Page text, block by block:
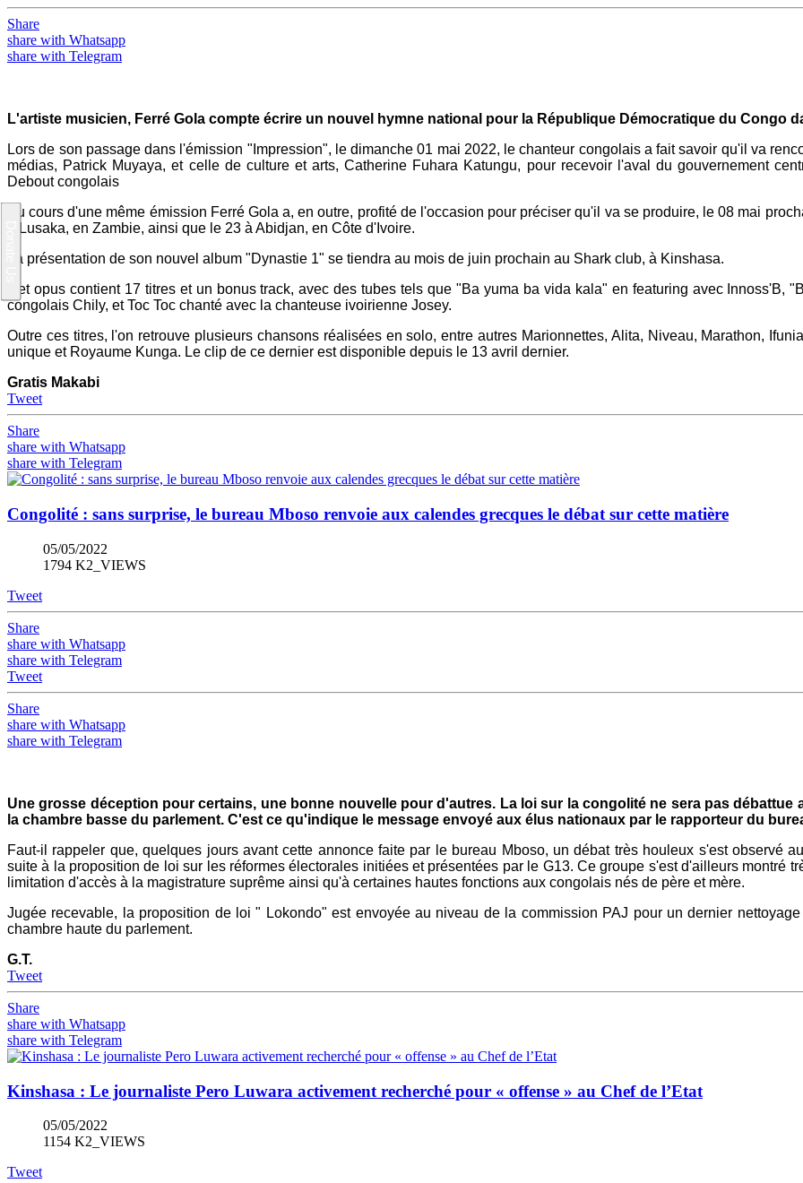
Share
share with Whatsapp
share with Telegram
L'artiste musicien, Ferré Gola compte écrire un nouvel hymne national pour la République Démocratique du Congo
Lors de son passage dans l'émission "Impression", le dimanche 01 mai 2022, le chanteur congolais a fait savoir qu'il va
médias, Patrick Muyaya, et celle de culture et arts, Catherine Fuhara Katungu, pour recevoir l'aval du gouvernement
Debout congolais
Au cours d'une même émission Ferré Gola a, en outre, profité de l'occasion pour préciser qu'il va se produire, le 08 mai
à Lusaka, en Zambie, ainsi que le 23 à Abidjan, en Côte d'Ivoire.
La présentation de son nouvel album "Dynastie 1" se tiendra au mois de juin prochain au Shark club, à Kinshasa.
Cet opus contient 17 titres et un bonus track, avec des tubes tels que "Ba yuma ba vida kala" en featuring avec Innoss'B,
congolais Chily, et Toc Toc chanté avec la chanteuse ivoirienne Josey.
Outre ces titres, l'on retrouve plusieurs chansons réalisées en solo, entre autres Marionnettes, Alita, Niveau, Marathon,
unique et Royaume Kunga. Le clip de ce dernier est disponible depuis le 13 avril dernier.
Gratis Makabi
Tweet
Share
share with Whatsapp
share with Telegram
Congolité : sans surprise, le bureau Mboso renvoie aux calendes grecques le débat sur cette matière
05/05/2022
1794 K2_VIEWS
Tweet
Share
share with Whatsapp
share with Telegram
Tweet
Share
share with Whatsapp
share with Telegram
Une grosse déception pour certains, une bonne nouvelle pour d'autres. La loi sur la congolité ne sera pas débattue
la chambre basse du parlement. C'est ce qu'indique le message envoyé aux élus nationaux par le rapporteur du
Faut-il rappeler que, quelques jours avant cette annonce faite par le bureau Mboso, un débat très houleux s'est observé
suite à la proposition de loi sur les réformes électorales initiées et présentées par le G13. Ce groupe s'est d'ailleurs montré
limitation d'accès à la magistrature suprême ainsi qu'à certaines hautes fonctions aux congolais nés de père et mère.
Jugée recevable, la proposition de loi " Lokondo" est envoyée au niveau de la commission PAJ pour un dernier
chambre haute du parlement.
G.T.
Tweet
Share
share with Whatsapp
share with Telegram
Kinshasa : Le journaliste Pero Luwara activement recherché pour « offense » au Chef de l’Etat
05/05/2022
1154 K2_VIEWS
Tweet